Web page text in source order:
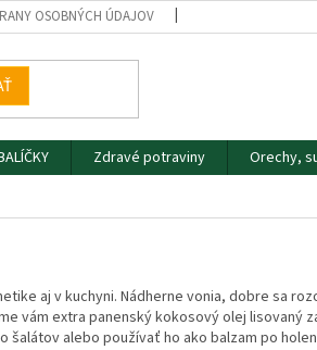
OSOBNÝCH ÚDAJOV
Zdravé potraviny Orechy,
aj v kuchyni. Nádherne vonia, dobre sa
vám extra panenský kokosový olej lisovaný
alebo používať ho ako balzam po